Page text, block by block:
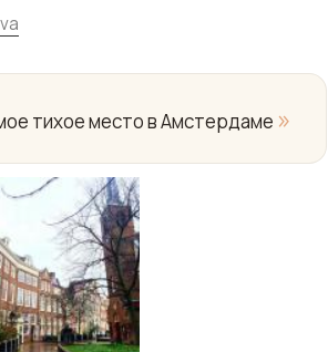
тихое место в Амстердаме »